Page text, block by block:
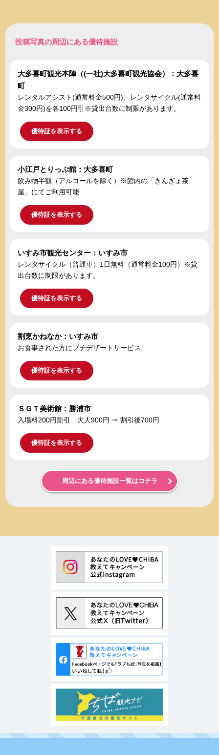
投稿写真の周辺にある優待施設
大多喜町観光本陣（(一社)大多喜町観光協会）：大多喜
町
レンタルアシスト(通常料金500円)、レンタサイクル(通常料
金300円)を各100円引※貸出台数に制限があります。
優待証を表示する
小江戸とりっぷ館：大多喜町
飲み物半額（アルコールを除く）※館内の「きんぎょ茶
屋」にてご利用可能
優待証を表示する
いすみ市観光センター：いすみ市
レンタサイクル（普通車）1日無料（通常料金100円）※貸
出台数に制限があります。
優待証を表示する
割烹かねなか：いすみ市
お食事された方にプチデザートサービス
優待証を表示する
ＳＧＴ美術館：勝浦市
入場料200円割引 大人900円 ⇒ 割引後700円
優待証を表示する
周辺にある優待施設一覧はコチラ